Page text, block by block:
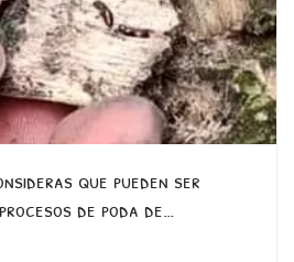
que pueden ser
de poda de…